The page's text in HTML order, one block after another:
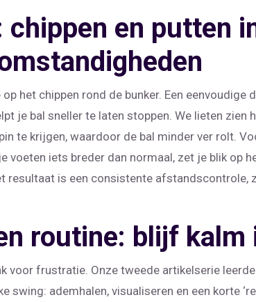
chippen en putten
het chippen rond de bunker. Een eenvoudige
je bal sneller te laten stoppen. We lieten zien
te krijgen, waardoor de bal minder ver rolt.
voeten iets breder dan normaal, zet je blik op
resultaat is een consistente afstandscontrole,
routine: blijf kalm
voor frustratie. Onze tweede artikelserie
swing: ademhalen, visualiseren en een korte